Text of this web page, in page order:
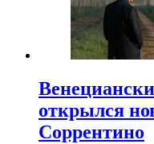
открылся
Соррентино